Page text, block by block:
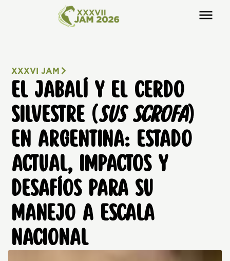
XXXVI JAM
EL JABALÍ Y EL CERDO
SILVESTRE (SUS SCROFA)
EN ARGENTINA: ESTADO
ACTUAL, IMPACTOS Y
DESAFÍOS PARA SU
MANEJO A ESCALA
NACIONAL